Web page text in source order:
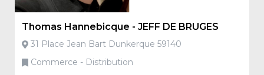
Thomas Hannebicque - JEFF DE BRUGES
31 Place Jean Bart Dunkerque 59140
Commerce - Distribution